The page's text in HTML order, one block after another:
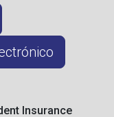
Insurance